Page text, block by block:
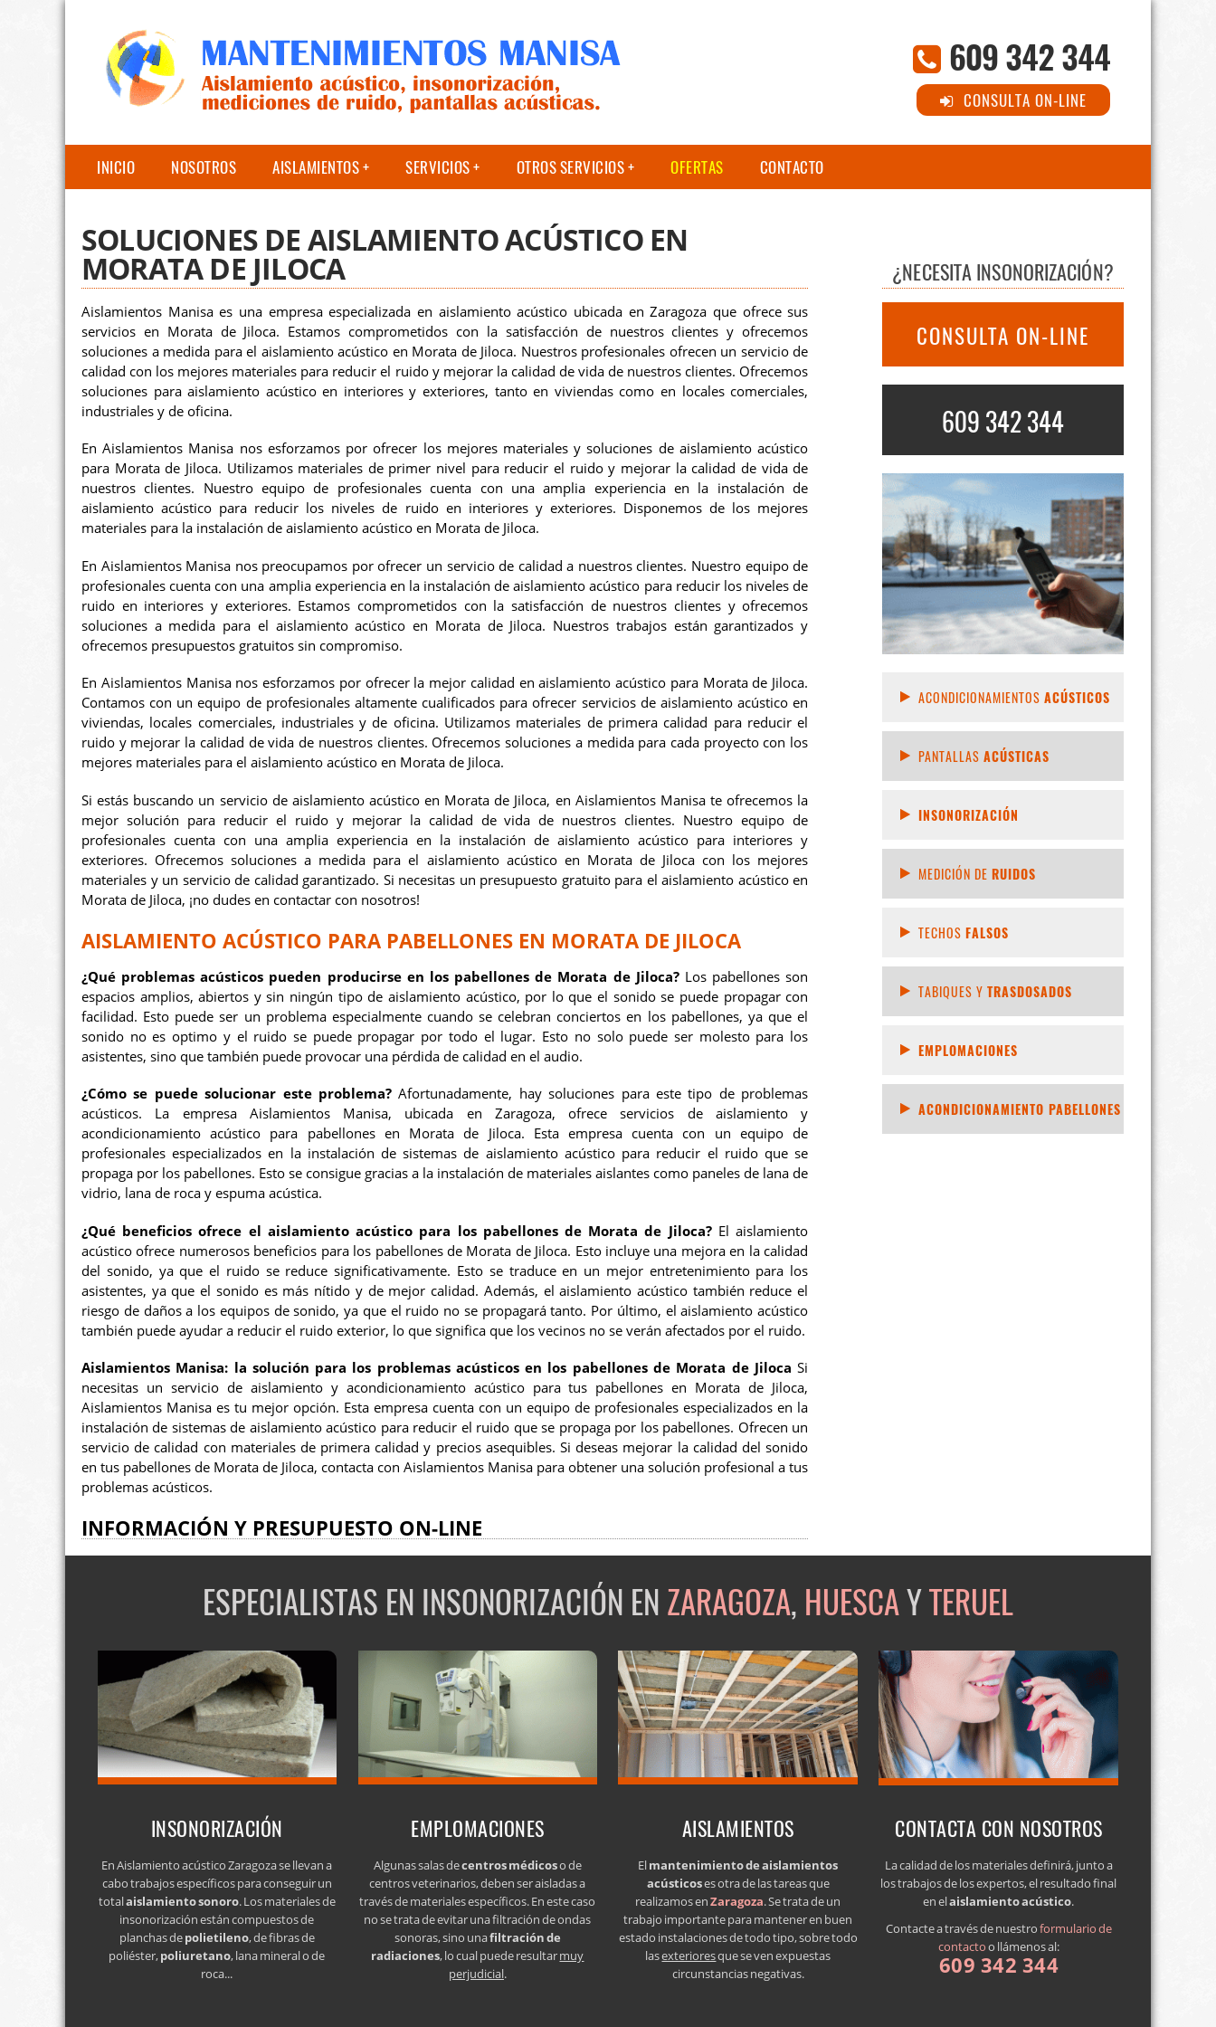
609 342 344
CONSULTA ON-LINE
INICIO NOSOTROS AISLAMIENTOS SERVICIOS OTROS SERVICIOS OFERTAS CONTACTO
SOLUCIONES DE AISLAMIENTO ACÚSTICO EN
MORATA DE JILOCA
Aislamientos Manisa es una empresa especializada en aislamiento acústico ubicada en Zaragoza que ofrece sus
servicios en Morata de Jiloca. Estamos comprometidos con la satisfacción de nuestros clientes y ofrecemos
soluciones a medida para el aislamiento acústico en Morata de Jiloca. Nuestros profesionales ofrecen un servicio de
calidad con los mejores materiales para reducir el ruido y mejorar la calidad de vida de nuestros clientes. Ofrecemos
soluciones para aislamiento acústico en interiores y exteriores, tanto en viviendas como en locales comerciales,
industriales y de oficina.
En Aislamientos Manisa nos esforzamos por ofrecer los mejores materiales y soluciones de aislamiento acústico
para Morata de Jiloca. Utilizamos materiales de primer nivel para reducir el ruido y mejorar la calidad de vida de
nuestros clientes. Nuestro equipo de profesionales cuenta con una amplia experiencia en la instalación de
aislamiento acústico para reducir los niveles de ruido en interiores y exteriores. Disponemos de los mejores
materiales para la instalación de aislamiento acústico en Morata de Jiloca.
En Aislamientos Manisa nos preocupamos por ofrecer un servicio de calidad a nuestros clientes. Nuestro equipo de
profesionales cuenta con una amplia experiencia en la instalación de aislamiento acústico para reducir los niveles de
ruido en interiores y exteriores. Estamos comprometidos con la satisfacción de nuestros clientes y ofrecemos
soluciones a medida para el aislamiento acústico en Morata de Jiloca. Nuestros trabajos están garantizados y
ofrecemos presupuestos gratuitos sin compromiso.
En Aislamientos Manisa nos esforzamos por ofrecer la mejor calidad en aislamiento acústico para Morata de Jiloca.
Contamos con un equipo de profesionales altamente cualificados para ofrecer servicios de aislamiento acústico en
viviendas, locales comerciales, industriales y de oficina. Utilizamos materiales de primera calidad para reducir el
ruido y mejorar la calidad de vida de nuestros clientes. Ofrecemos soluciones a medida para cada proyecto con los
mejores materiales para el aislamiento acústico en Morata de Jiloca.
Si estás buscando un servicio de aislamiento acústico en Morata de Jiloca, en Aislamientos Manisa te ofrecemos la
mejor solución para reducir el ruido y mejorar la calidad de vida de nuestros clientes. Nuestro equipo de
profesionales cuenta con una amplia experiencia en la instalación de aislamiento acústico para interiores y
exteriores. Ofrecemos soluciones a medida para el aislamiento acústico en Morata de Jiloca con los mejores
materiales y un servicio de calidad garantizado. Si necesitas un presupuesto gratuito para el aislamiento acústico en
Morata de Jiloca, ¡no dudes en contactar con nosotros!
AISLAMIENTO ACÚSTICO PARA PABELLONES EN MORATA DE JILOCA
¿Qué problemas acústicos pueden producirse en los pabellones de Morata de Jiloca?Los pabellones son
espacios amplios, abiertos y sin ningún tipo de aislamiento acústico, por lo que el sonido se puede propagar con
facilidad. Esto puede ser un problema especialmente cuando se celebran conciertos en los pabellones, ya que el
sonido no es optimo y el ruido se puede propagar por todo el lugar. Esto no solo puede ser molesto para los
asistentes, sino que también puede provocar una pérdida de calidad en el audio.
¿Cómo se puede solucionar este problema?Afortunadamente, hay soluciones para este tipo de problemas
acústicos. La empresa Aislamientos Manisa, ubicada en Zaragoza, ofrece servicios de aislamiento y
acondicionamiento acústico para pabellones en Morata de Jiloca. Esta empresa cuenta con un equipo de
profesionales especializados en la instalación de sistemas de aislamiento acústico para reducir el ruido que se
propaga por los pabellones. Esto se consigue gracias a la instalación de materiales aislantes como paneles de lana de
vidrio, lana de roca y espuma acústica.
¿Qué beneficios ofrece el aislamiento acústico para los pabellones de Morata de Jiloca?El aislamiento
acústico ofrece numerosos beneficios para los pabellones de Morata de Jiloca. Esto incluye una mejora en la calidad
del sonido, ya que el ruido se reduce significativamente. Esto se traduce en un mejor entretenimiento para los
asistentes, ya que el sonido es más nítido y de mejor calidad. Además, el aislamiento acústico también reduce el
riesgo de daños a los equipos de sonido, ya que el ruido no se propagará tanto. Por último, el aislamiento acústico
también puede ayudar a reducir el ruido exterior, lo que significa que los vecinos no se verán afectados por el ruido.
Aislamientos Manisa: la solución para los problemas acústicos en los pabellones de Morata de Jiloca Si
necesitas un servicio de aislamiento y acondicionamiento acústico para tus pabellones en Morata de Jiloca,
Aislamientos Manisa es tu mejor opción. Esta empresa cuenta con un equipo de profesionales especializados en la
instalación de sistemas de aislamiento acústico para reducir el ruido que se propaga por los pabellones. Ofrecen un
servicio de calidad con materiales de primera calidad y precios asequibles. Si deseas mejorar la calidad del sonido
en tus pabellones de Morata de Jiloca, contacta con Aislamientos Manisa para obtener una solución profesional a tus
problemas acústicos.
INFORMACIÓN Y PRESUPUESTO ON-LINE
¿NECESITA INSONORIZACIÓN?
CONSULTA ON-LINE
609 342 344
ACONDICIONAMIENTOS ACÚSTICOS
PANTALLAS ACÚSTICAS
INSONORIZACIÓN
MEDICIÓN DE RUIDOS
TECHOS FALSOS
TABIQUES Y TRASDOSADOS
EMPLOMACIONES
ACONDICIONAMIENTO PABELLONES
ESPECIALISTAS EN INSONORIZACIÓN ENZARAGOZA, HUESCAYTERUEL
INSONORIZACIÓN
En Aislamiento acústico Zaragoza se llevan a
cabo trabajos específicos para conseguir un
totalaislamiento sonoro. Los materiales de
insonorización están compuestos de
planchas depolietileno, de fibras de
poliéster,poliuretano, lana mineral o de
roca...
EMPLOMACIONES
Algunas salas decentros médicoso de
centros veterinarios, deben ser aisladas a
través de materiales específicos. En este caso
no se trata de evitar una filtración de ondas
sonoras, sino unafiltración de
radiaciones, lo cual puede resultarmuy
perjudicial.
AISLAMIENTOS
Elmantenimiento de aislamientos
acústicoses otra de las tareas que
realizamos enZaragoza. Se trata de un
trabajo importante para mantener en buen
estado instalaciones de todo tipo, sobre todo
lasexterioresque se ven expuestas
circunstancias negativas.
CONTACTA CON NOSOTROS
La calidad de los materiales definirá, junto a
los trabajos de los expertos, el resultado final
en elaislamiento acústico.
Contacte a través de nuestroformulario de
contactoo llámenos al:
609 342 344